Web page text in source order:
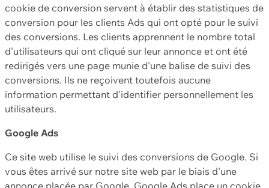
cookie de conversion servent à établir des statistiques de
conversion pour les clients Ads qui ont opté pour le suivi
des conversions. Les clients apprennent le nombre total
d'utilisateurs qui ont cliqué sur leur annonce et ont été
redirigés vers une page munie d'une balise de suivi des
conversions. Ils ne reçoivent toutefois aucune
information permettant d'identifier personnellement les
utilisateurs.
Google Ads
Ce site web utilise le suivi des conversions de Google. Si
vous êtes arrivé sur notre site web par le biais d'une